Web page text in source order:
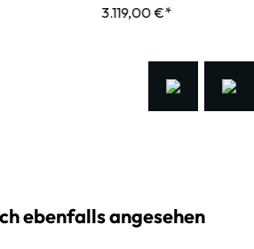
3.119,00 €*
ebenfalls angesehen